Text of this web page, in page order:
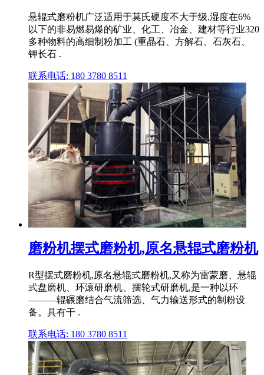
悬辊式磨粉机广泛适用于莫氏硬度不大于级,湿度在6%
以下的非易燃易爆的矿业、化工、冶金、建材等行业320
多种物料的高细制粉加工 (重晶石、方解石、石灰石、
钾长石 .
联系电话: 180 3780 8511
磨粉机摆式磨粉机,原名悬辊式磨粉机
R型摆式磨粉机,原名悬辊式磨粉机,又称为雷蒙磨、悬辊
式盘磨机、环滚研磨机、摆轮式研磨机,是一种以环
―――辊碾磨结合气流筛选、气力输送形式的制粉设
备。具有干 .
联系电话: 180 3780 8511